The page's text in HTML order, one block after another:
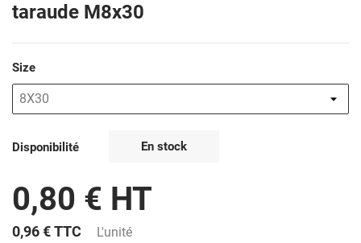
taraude M8x30
Size
Disponibilité En stock
0,80 € HT
0,96 €TTC L'unité